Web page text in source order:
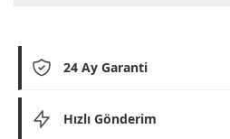
24 Ay Garanti
Hızlı Gönderim